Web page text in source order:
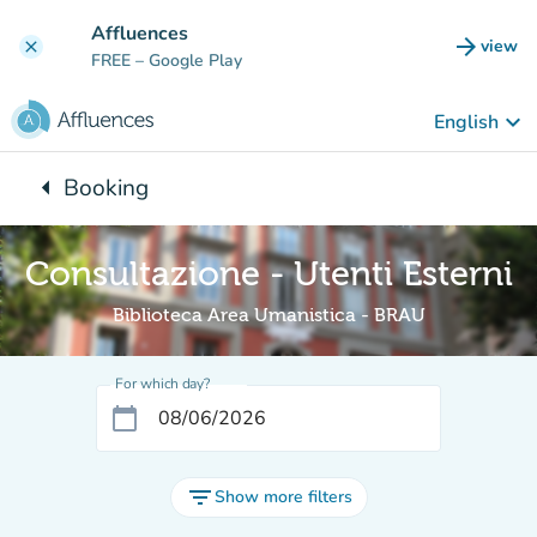
clear Affluences
FREE – Google Play arrow_forward view
(new
English keyboard_arrow_down
arrow_leftBack to:
Booking
Consultazione - Utenti Esterni
Biblioteca Area Umanistica - BRAU
For which day?
calendar_today
filter_listShow more filters